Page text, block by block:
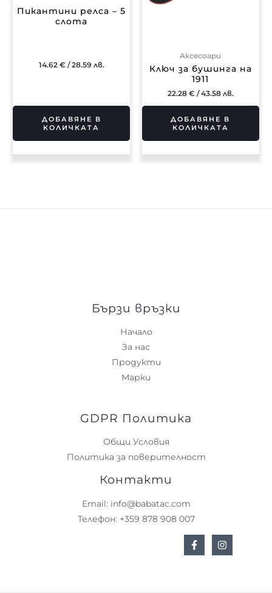
Пикантини релса – 5
слота
14.62 €/ 28.59 лв.
ДОБАВЯНЕ В
КОЛИЧКАТА
Аксесоари
Ключ за бушинга на
1911
22.28 €/ 43.58 лв.
ДОБАВЯНЕ В
КОЛИЧКАТА
Бързи връзки
Начало
За нас
Продукти
Марки
GDPR Политика
Общи Условия
Политика за поверителност
Контакти
Email: info@babatac.com
Телефон: +359 878 908 007